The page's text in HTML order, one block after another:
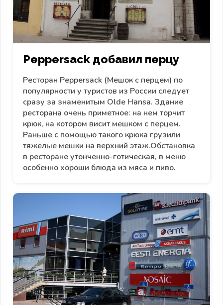
Peppersack добавил перцу
Ресторан Peppersack (Мешок с перцем) по
популярности у туристов из России следует
сразу за знаменитым Olde Hansa. Здание
ресторана очень приметное: на нем торчит
крюк, на котором висит мешком с перцем.
Раньше с помощью такого крюка грузили
тяжелые мешки на верхний этаж.Обстановка
в ресторане утонченно-готическая, в меню
особенно хороши блюда из мяса и пиво.